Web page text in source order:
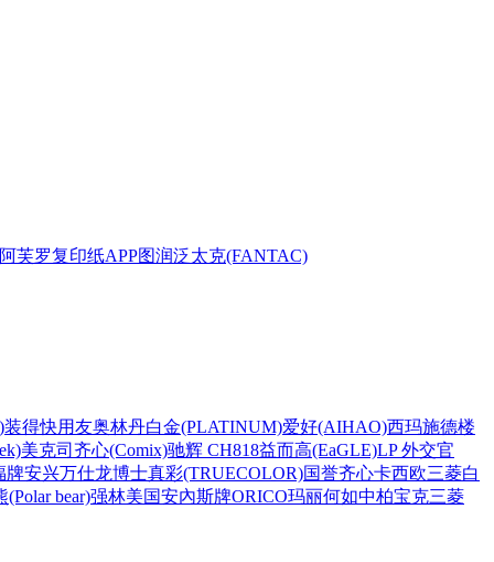
阿芙罗复印纸APP图润泛太克(FANTAC)
装得快用友奥林丹白金(PLATINUM)爱好(AIHAO)西玛施德楼
美克司 齐心(Comix)驰辉 CH818益而高(EaGLE)LP 外交官
牌安兴万仕龙博士真彩(TRUECOLOR)国誉齐心卡西欧三菱白
(Polar bear)强林美国安內斯牌ORICO玛丽何如中柏宝克三菱